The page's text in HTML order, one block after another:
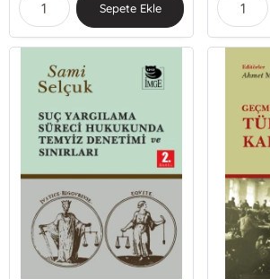
Sepete Ekle